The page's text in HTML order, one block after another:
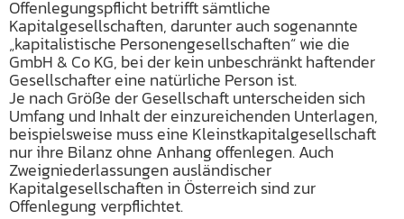
Offenlegungspflicht betrifft sämtliche
Kapitalgesellschaften, darunter auch sogenannte
„kapitalistische Personengesellschaften“ wie die
GmbH & Co KG, bei der kein unbeschränkt haftender
Gesellschafter eine natürliche Person ist.
Je nach Größe der Gesellschaft unterscheiden sich
Umfang und Inhalt der einzureichenden Unterlagen,
beispielsweise muss eine Kleinstkapitalgesellschaft
nur ihre Bilanz ohne Anhang offenlegen. Auch
Zweigniederlassungen ausländischer
Kapitalgesellschaften in Österreich sind zur
Offenlegung verpflichtet.